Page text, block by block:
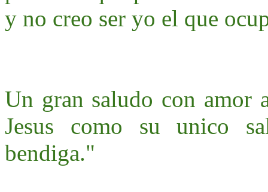
y no creo ser yo el que
Un gran saludo con amor
Jesus como su unico
bendiga."